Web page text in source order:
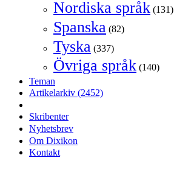
Nordiska språk (131)
Spanska (82)
Tyska (337)
Övriga språk (140)
Teman
Artikelarkiv (2452)
Skribenter
Nyhetsbrev
Om Dixikon
Kontakt